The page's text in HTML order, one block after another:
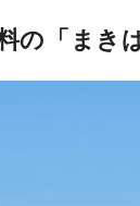
の「まき